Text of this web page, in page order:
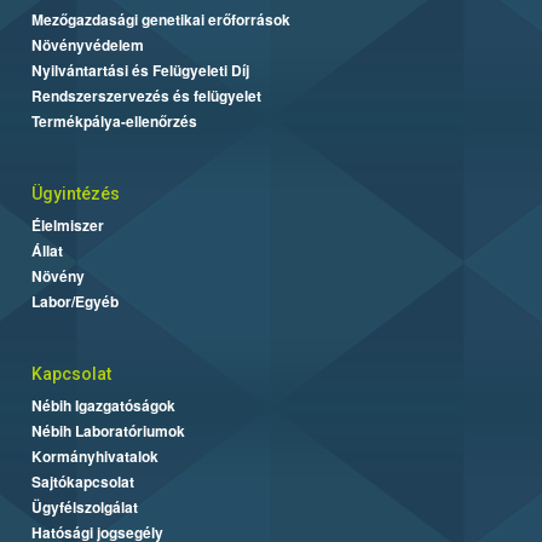
Mezőgazdasági genetikai erőforrások
Növényvédelem
Nyilvántartási és Felügyeleti Díj
Rendszerszervezés és felügyelet
Termékpálya-ellenőrzés
Ügyintézés
Élelmiszer
Állat
Növény
Labor/Egyéb
Kapcsolat
Nébih Igazgatóságok
Nébih Laboratóriumok
Kormányhivatalok
Sajtókapcsolat
Ügyfélszolgálat
Hatósági jogsegély